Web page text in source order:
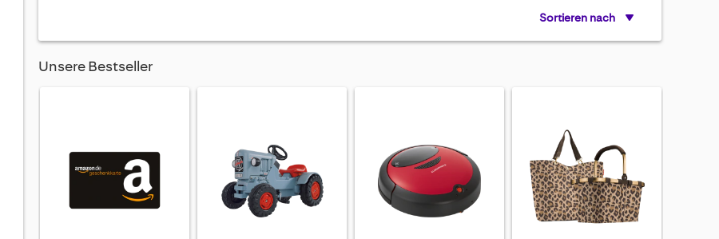
Sortieren nach
Unsere Bestseller